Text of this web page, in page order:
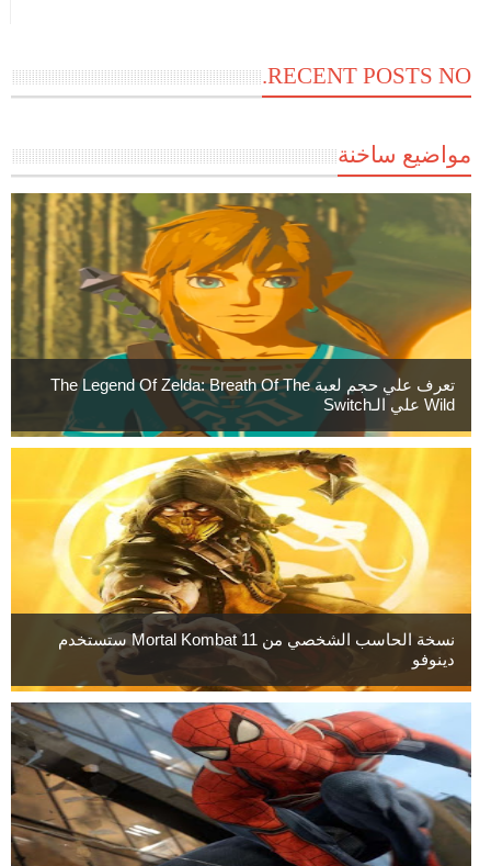
RECENT POSTS NO.
مواضيع ساخنة
تعرف علي حجم لعبة The Legend Of Zelda: Breath Of The
Wild علي الـSwitch
نسخة الحاسب الشخصي من Mortal Kombat 11 ستستخدم
دينوفو